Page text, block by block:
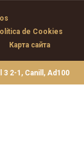
de Cookies
Карта сайта
3 2-1, Canill, Ad100